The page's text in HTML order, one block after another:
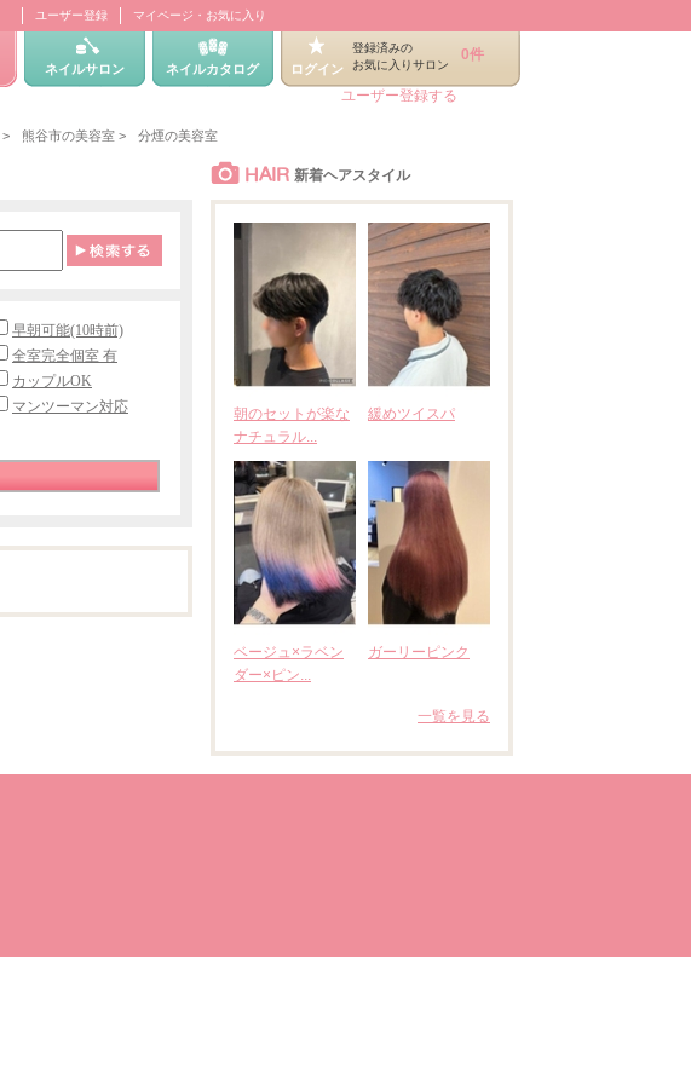
ユーザー登録 マイページ・お気に入り
ネイルサロン ネイルカタログ ログイン
登録済みの
お気に入りサロン
0件
ユーザー登録する
> 熊谷市の美容室 > 分煙の美容室
早朝可能(10時前)
全室完全個室 有
カップルOK
マンツーマン対応
HAIR 新着ヘアスタイル
朝のセットが楽な
ナチュラル...
緩めツイスパ
ベージュ×ラベン
ダー×ピン...
ガーリーピンク
一覧を見る